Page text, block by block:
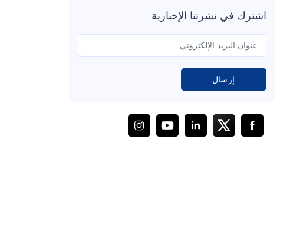
اشترك في نشرتنا الإخبارية
إرسال